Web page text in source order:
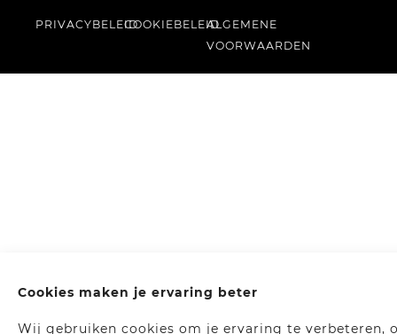
Cookies maken je ervaring beter
Wij gebruiken cookies om je ervaring te verbeteren,
PRIVACYBELEIDCOOKIEBELEIDALGEMENE
VOORWAARDEN